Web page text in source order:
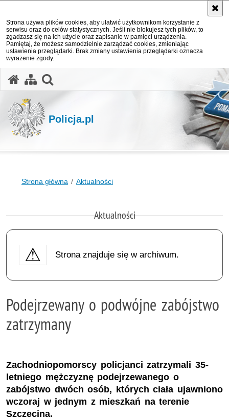
Strona używa plików cookies, aby ułatwić użytkownikom korzystanie z
serwisu oraz do celów statystycznych. Jeśli nie blokujesz tych plików, to
zgadzasz się na ich użycie oraz zapisanie w pamięci urządzenia.
Pamiętaj, że możesz samodzielnie zarządzać cookies, zmieniając
ustawienia przeglądarki. Brak zmiany ustawienia przeglądarki oznacza
wyrażenie zgody.
Policja.pl
Strona główna Aktualności
Aktualności
Strona znajduje się w archiwum.
Podejrzewany o podwójne zabójstwo
zatrzymany
Zachodniopomorscy policjanci zatrzymali 35-
letniego mężczyznę podejrzewanego o
zabójstwo dwóch osób, których ciała ujawniono
wczoraj w jednym z mieszkań na terenie
Szczecina.